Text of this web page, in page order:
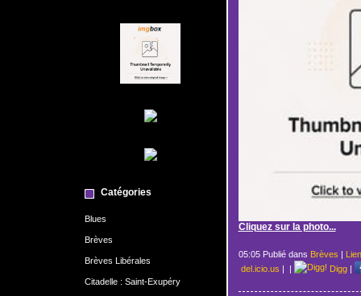
Catégories
Blues
Brèves
Brèves Libérales
Citadelle : Saint-Exupéry
Cliquez sur la photo...
05:05 Publié dans Brèves |
del.icio.us | | Digg|